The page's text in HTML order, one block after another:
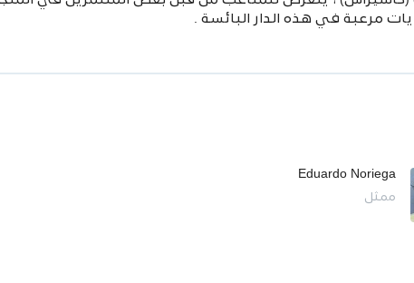
مرعبة في هذه الدار البائسة .
Eduardo Noriega
ممثل